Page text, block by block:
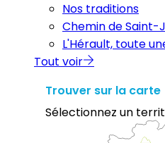
Nos traditions
Chemin de Saint-
L'Hérault, toute
Tout voir
Trouver sur la carte
Sélectionnez un